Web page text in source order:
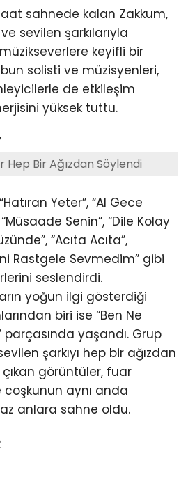
sahnede kalan Zakkum,
sevilen şarkılarıyla
keyifli bir
solisti ve müzisyenleri,
de etkileşim
yüksek tuttu.
Hep Bir Ağızdan Söylendi
Yeter”, “Al Gece
“Müsaade Senin”, “Dile Kolay
“Acıta Acıta”,
Rastgele Sevmedim” gibi
seslendirdi.
yoğun ilgi gösterdiği
biri ise “Ben Ne
parçasında yaşandı. Grup
şarkıyı hep bir ağızdan
görüntüler, fuar
aynı anda
anlara sahne oldu.